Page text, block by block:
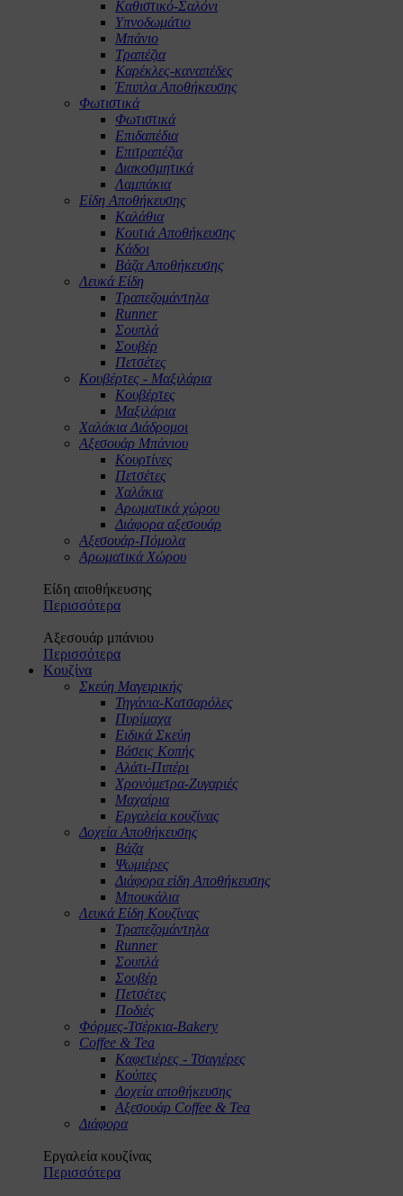
Καθιστικό-Σαλόνι
Υπνοδωμάτιο
Μπάνιο
Τραπέζια
Καρέκλες-καναπέδες
Έπιπλα Αποθήκευσης
Φωτιστικά
Φωτιστικά
Επιδαπέδια
Επιτραπέζια
Διακοσμητικά
Λαμπάκια
Είδη Αποθήκευσης
Καλάθια
Κουτιά Αποθήκευσης
Κάδοι
Βάζα Αποθήκευσης
Λευκά Είδη
Τραπεζομάντηλα
Runner
Σουπλά
Σουβέρ
Πετσέτες
Κουβέρτες - Μαξιλάρια
Κουβέρτες
Μαξιλάρια
Χαλάκια Διάδρομοι
Αξεσουάρ Μπάνιου
Κουρτίνες
Πετσέτες
Χαλάκια
Αρωματικά χώρου
Διάφορα αξεσουάρ
Αξεσουάρ-Πόμολα
Αρωματικά Χώρου
Είδη αποθήκευσης
Περισσότερα
Αξεσουάρ μπάνιου
Περισσότερα
Κουζίνα
Σκεύη Μαγειρικής
Τηγάνια-Κατσαρόλες
Πυρίμαχα
Ειδικά Σκεύη
Βάσεις Κοπής
Αλάτι-Πιπέρι
Χρονόμετρα-Ζυγαριές
Μαχαίρια
Εργαλεία κουζίνας
Δοχεία Αποθήκευσης
Βάζα
Ψωμιέρες
Διάφορα είδη Αποθήκευσης
Μπουκάλια
Λευκά Είδη Κουζίνας
Τραπεζομάντηλα
Runner
Σουπλά
Σουβέρ
Πετσέτες
Ποδιές
Φόρμες-Τσέρκια-Bakery
Coffee & Tea
Καφετιέρες - Τσαγιέρες
Κούπες
Δοχεία αποθήκευσης
Αξεσουάρ Coffee & Tea
Διάφορα
Εργαλεία κουζίνας
Περισσότερα